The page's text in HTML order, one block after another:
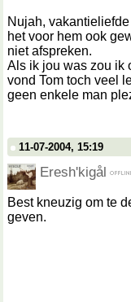
Nujah,
het voor hem ook
niet afspreken.
Als ik jou was zou ik
vond Tom toch veel
geen enkele man
11-07-2004, 15:19
Eresh'kigål
Best kneuzig om te
geven.